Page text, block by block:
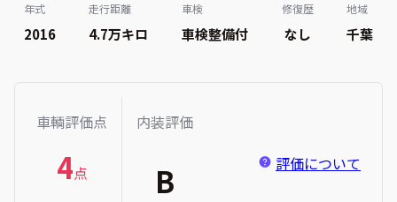
年式
2016
走行距離
4.7万キロ
車検
車検整備付
修復歴
なし
地域
千葉
車輌評価点
4点
内装評価
B 評価について